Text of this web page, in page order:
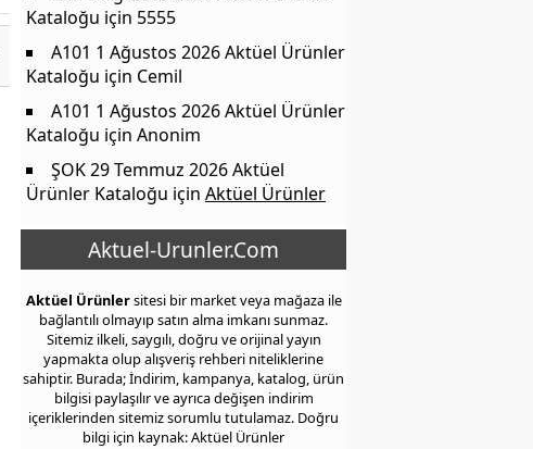
Kataloğu için 5555
A101 1 Ağustos 2026 Aktüel Ürünler
Kataloğu için Cemil
A101 1 Ağustos 2026 Aktüel Ürünler
Kataloğu için Anonim
ŞOK 29 Temmuz 2026 Aktüel
Ürünler Kataloğu için Aktüel Ürünler
Aktuel-Urunler.Com
Aktüel Ürünlersitesi bir market veya mağaza ile
bağlantılı olmayıp satın alma imkanı sunmaz.
Sitemiz ilkeli, saygılı, doğru ve orijinal yayın
yapmakta olup alışveriş rehberi niteliklerine
sahiptir. Burada; İndirim, kampanya, katalog, ürün
bilgisi paylaşılır ve ayrıca değişen indirim
içeriklerinden sitemiz sorumlu tutulamaz. Doğru
bilgi için kaynak: Aktüel Ürünler